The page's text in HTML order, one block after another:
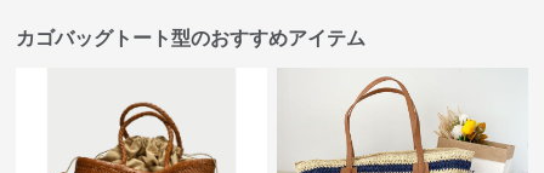
カゴバッグトート型のおすすめアイテム